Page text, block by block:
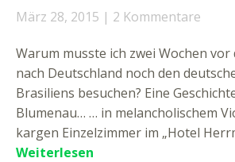
März 28, 2015 2 Kommentare
Warum musste ich zwei Wochen
nach Deutschland noch den
Brasiliens besuchen? Eine
Blumenau… … in melancholischem
kargen Einzelzimmer im „Hotel
Weiterlesen